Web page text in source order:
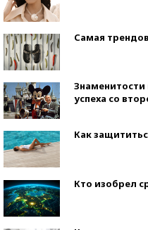
Самая
успеха со
Как
Кто изобрел